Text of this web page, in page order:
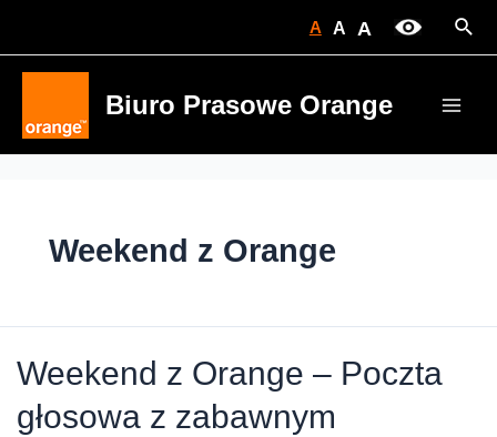
A A A
Biuro Prasowe Orange
Weekend z Orange
Weekend z Orange – Poczta
głosowa z zabawnym